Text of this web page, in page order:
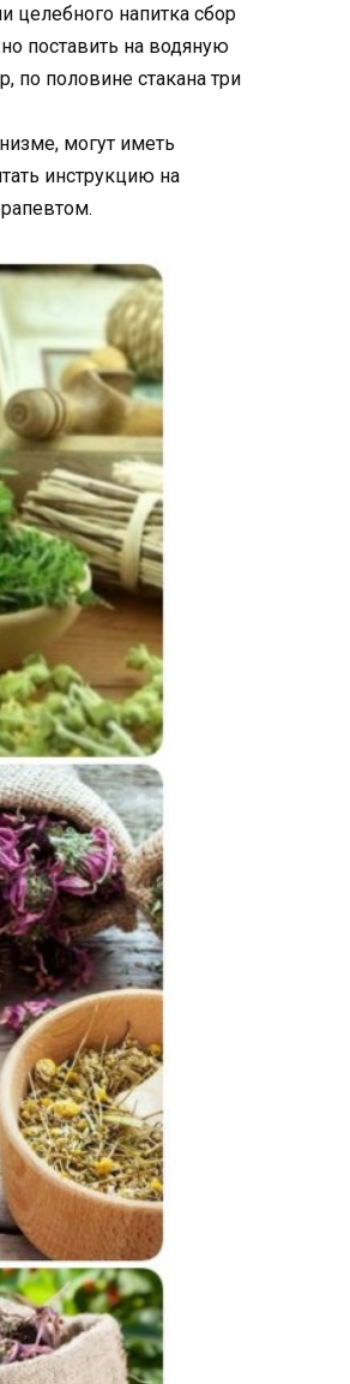
целебного напитка сбор
поставить на водяную
по половине стакана три
могут иметь
инструкцию на